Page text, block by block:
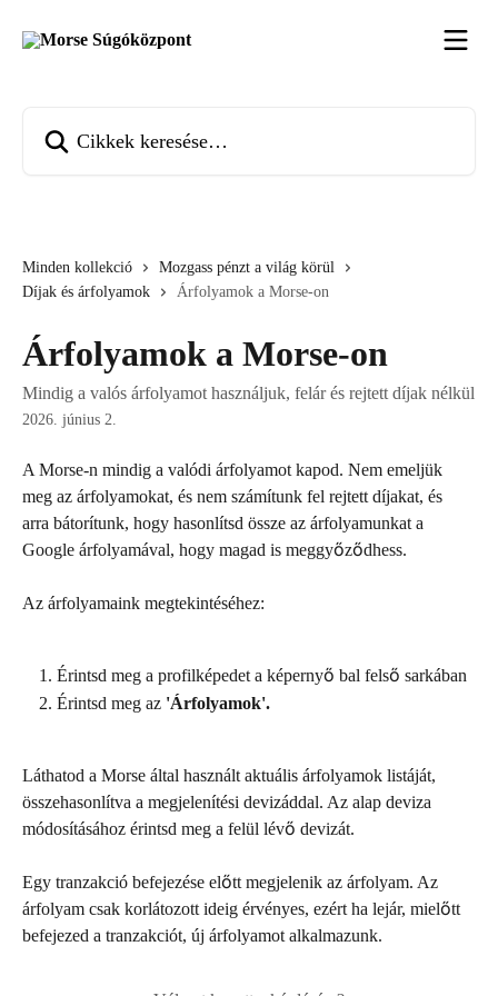
Minden kollekció
Mozgass pénzt a világ körül
Díjak és árfolyamok
Árfolyamok a Morse-on
Árfolyamok a Morse-on
Mindig a valós árfolyamot használjuk, felár és rejtett díjak nélkül
2026. június 2.
A Morse-n mindig a valódi árfolyamot kapod. Nem emeljük
meg az árfolyamokat, és nem számítunk fel rejtett díjakat, és
arra bátorítunk, hogy hasonlítsd össze az árfolyamunkat a
Google árfolyamával, hogy magad is meggyőződhess.
Az árfolyamaink megtekintéséhez:
Érintsd meg a profilképedet a képernyő bal felső sarkában
Érintsd meg az 'Árfolyamok'.
Láthatod a Morse által használt aktuális árfolyamok listáját,
összehasonlítva a megjelenítési devizáddal. Az alap deviza
módosításához érintsd meg a felül lévő devizát.
Egy tranzakció befejezése előtt megjelenik az árfolyam. Az
árfolyam csak korlátozott ideig érvényes, ezért ha lejár, mielőtt
befejezed a tranzakciót, új árfolyamot alkalmazunk.